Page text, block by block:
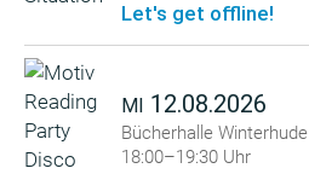
Let's get offline!
MI 12.08.2026
Bücherhalle Winterhude
18:00–19:30 Uhr